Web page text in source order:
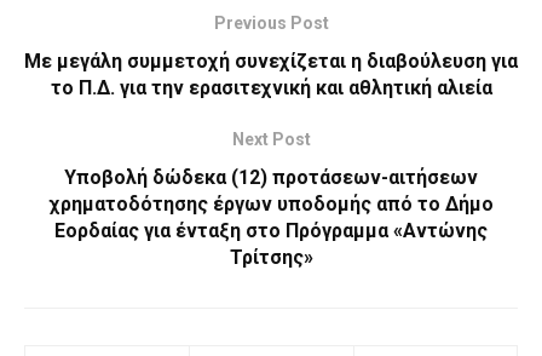
Previous Post
Με μεγάλη συμμετοχή συνεχίζεται η διαβούλευση για
το Π.Δ. για την ερασιτεχνική και αθλητική αλιεία
Next Post
Υποβολή δώδεκα (12) προτάσεων-αιτήσεων
χρηματοδότησης έργων υποδομής από το Δήμο
Εορδαίας για ένταξη στο Πρόγραμμα «Αντώνης
Τρίτσης»